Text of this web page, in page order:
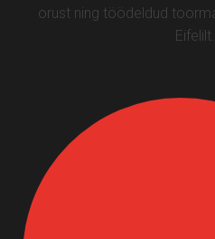
orust ning töödeldud